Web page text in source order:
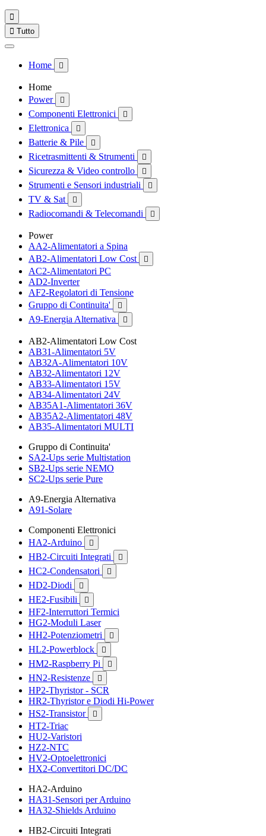

 Tutto
Home 
Home
Power

Componenti Elettronici 
Elettronica 
Batterie & Pile 
Ricetrasmittenti & Strumenti 
Sicurezza & Video controllo 
Strumenti e Sensori industriali 
TV & Sat 
Radiocomandi & Telecomandi 
Power
AA2-Alimentatori a Spina
AB2-Alimentatori Low Cost

AC2-Alimentatori PC
AD2-Inverter
AF2-Regolatori di Tensione
Gruppo di Continuita'

A9-Energia Alternativa 
AB2-Alimentatori Low Cost
AB31-Alimentatori 5V
AB32A-Alimentatori 10V
AB32-Alimentatori 12V
AB33-Alimentatori 15V
AB34-Alimentatori 24V
AB35A1-Alimentatori 36V
AB35A2-Alimentatori 48V
AB35-Alimentatori MULTI
Gruppo di Continuita'
SA2-Ups serie Multistation
SB2-Ups serie NEMO
SC2-Ups serie Pure
A9-Energia Alternativa
A91-Solare
Componenti Elettronici
HA2-Arduino

HB2-Circuiti Integrati 
HC2-Condensatori 
HD2-Diodi 
HE2-Fusibili 
HF2-Interruttori Termici
HG2-Moduli Laser
HH2-Potenziometri

HL2-Powerblock 
HM2-Raspberry Pi 
HN2-Resistenze 
HP2-Thyristor - SCR
HR2-Thyristor e Diodi Hi-Power
HS2-Transistor

HT2-Triac
HU2-Varistori
HZ2-NTC
HV2-Optoelettronici
HX2-Convertitori DC/DC
HA2-Arduino
HA31-Sensori per Arduino
HA32-Shields Arduino
HB2-Circuiti Integrati